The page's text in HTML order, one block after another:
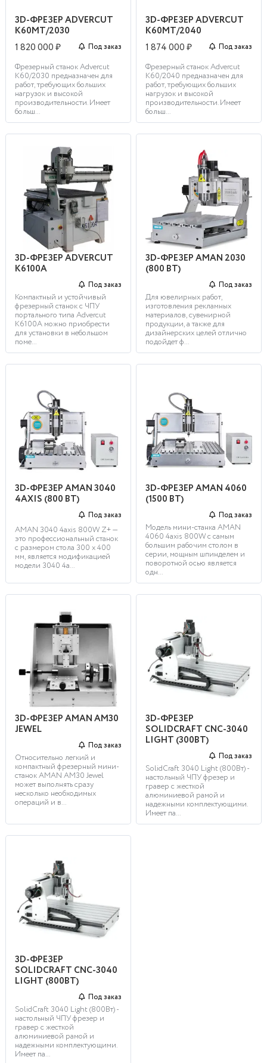
3D-ФРЕЗЕР ADVERCUT
K60MT/2030
1 820 000 ₽
Под заказ
Фрезерный станок Advercut
K60/2030 предназначен для
работ, требующих больших
нагрузок и высокой
производительности. Имеет
больш...
3D-ФРЕЗЕР ADVERCUT
K60MT/2040
1 874 000 ₽
Под заказ
Фрезерный станок Advercut
K60/2040 предназначен для
работ, требующих больших
нагрузок и высокой
производительности. Имеет
больш...
3D-ФРЕЗЕР ADVERCUT
K6100A
Под заказ
Компактный и устойчивый
фрезерный станок с ЧПУ
портального типа Advercut
K6100А можно приобрести
для установки в небольшом
поме...
3D-ФРЕЗЕР AMAN 2030
(800 ВТ)
Под заказ
Для ювелирных работ,
изготовления рекламных
материалов, сувенирной
продукции, а также для
дизайнерских целей отлично
подойдет ф...
3D-ФРЕЗЕР AMAN 3040
4AXIS (800 ВТ)
Под заказ
AMAN 3040 4axis 800W Z+ —
это профессиональный станок
с размером стола 300 x 400
мм, является модификацией
модели 3040 4a...
3D-ФРЕЗЕР AMAN 4060
(1500 ВТ)
Под заказ
Модель мини-станка AMAN
4060 4axis 800W с самым
большим рабочим столом в
серии, мощным шпинделем и
поворотной осью является
одн...
3D-ФРЕЗЕР AMAN AM30
JEWEL
Под заказ
Относительно легкий и
компактный фрезерный мини-
станок AMAN AM30 Jewel
может выполнять сразу
несколько необходимых
операций и в...
3D-ФРЕЗЕР
SOLIDCRAFT CNC-3040
LIGHT (300ВТ)
Под заказ
SolidCraft 3040 Light (800Вт) -
настольный ЧПУ фрезер и
гравер с жесткой
алюминиевой рамой и
надежными комплектующими.
Имеет па...
3D-ФРЕЗЕР
SOLIDCRAFT CNC-3040
LIGHT (800ВТ)
Под заказ
SolidCraft 3040 Light (800Вт) -
настольный ЧПУ фрезер и
гравер с жесткой
алюминиевой рамой и
надежными комплектующими.
Имеет па...